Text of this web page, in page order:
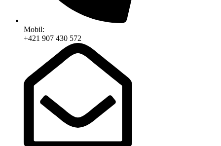
Mobil:
+421 907 430 572